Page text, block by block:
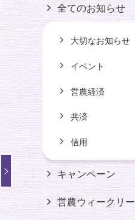
全てのお知らせ
大切なお知らせ
イベント
営農経済
共済
信用
キャンペーン
営農ウィークリー